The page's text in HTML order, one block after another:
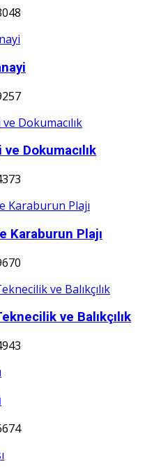
Dokumacılık
Karaburun Plajı
ve Balıkçılık